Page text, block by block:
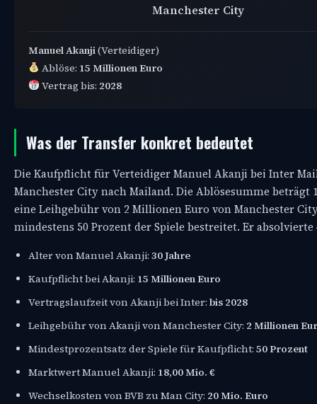
Manchester City
Manuel Akanji(Verteidiger)
Ablöse: 15 Millionen Euro
Vertrag bis: 2028
Was der Transfer konkret bedeutet
Die Kaufpflicht für Verteidiger Manuel Akanji bei Inter
Manchester City nach Mailand. Die Ablösesumme
eine Leihgebühr von 2 Millionen Euro von Manchester
mindestens 50 Prozent der Spiele bestreitet. Er
Alter von Manuel Akanji: 30 Jahre
Kaufpflicht bei Akanji: 15 Millionen Euro
Vertragslaufzeit von Akanji bei Inter: bis 2028
Leihgebühr von Akanji von Manchester City: 2 Millionen
Mindestprozentsatz der Spiele für Kaufpflicht: 50 Prozent
Marktwert Manuel Akanji: 18,00 Mio. €
Wechselkosten von BVB zu Man City: 20 Mio. Euro